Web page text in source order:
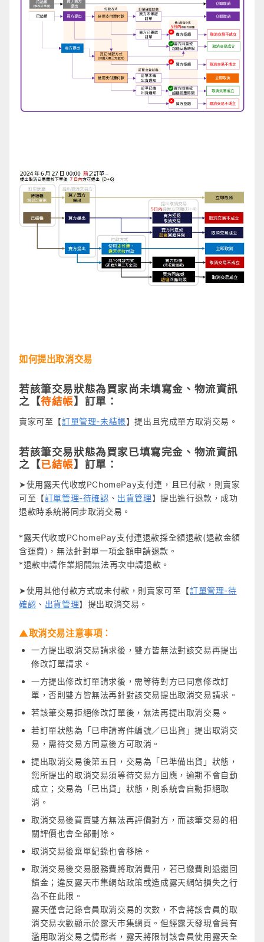
如何提出取消交易
若該筆交易狀態為買家尚未填寫金、物流資訊
之【待結帳】訂單：
賣家可至【訂單管理-未結帳】提出且完成單方取消交易。
若該筆交易狀態為買家已填寫完金、物流資訊
之【已結帳】訂單：
➤使用露天代收或PChomePay支付連，且已付款，則賣家
可至【訂單管理-待確認 、 出貨管理】提出進行退款，成功
退款時系統將同步取消交易。
*露天代收或PChomePay支付連退款採全額退款(退款金額
含運費)，無法針對單一項金額申請退款。
*退款申請作業期間無法再次申請退款。
➤使用其他付款方式或未付款，則賣家可至【訂單管理-待
確認 、 出貨管理】提出取消交易。
▲取消交易注意事項：
一方提出取消交易請求後，雙方皆無法對該交易再提出
修改訂單請求。
一方提出修改訂單請求後，需等待對方已同意修改訂
單，否則雙方皆無法再針對該交易提出取消交易請求。
若該筆交易拒絕修改訂單後，無法再提出取消交易。
若訂單狀態為「已申請寄件編號／已出貨」提出取消交
易，需待交易方同意後方可取消。
提出取消交易後第五日，交易為「已準備出貨」狀態，
您所提出的取消交易須等待交易方回應，逾期不會自動
成立；交易為「已出貨」狀態，則系統會自動拒絕取
消。
取消交易後買賣雙方無法再評價對方，而該筆交易的相
關評價也會全部刪除。
取消交易後棄單紀錄也會移除。
取消交易後交易服務費將取消費用，若已繳費則退還回
饋金；違反露天市集網站政策或造成露天網站損失之行
為不在此限。
露天僅會記錄會員取消交易的次數，不會將該會員的取
消交易次數顯示於露天市集網頁。但經露天發現會員有
濫用取消交易之情形者，露天將限制該會員使用露天全